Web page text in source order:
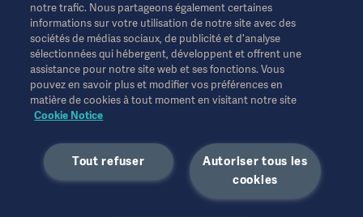
Ces informations sont destinées exclusivement aux
professionnels de la santé ou à d'autres publics professionnels
et sont fournies à titre d'information uniquement. Elles ne sont
pas exhaustives et ne remplacent en aucun cas le mode
d'emploi, le manuel d'entretien ou les conseils médicaux.
Getinge n'assume aucune responsabilité pour toute action ou
omission d'une partie basée sur ce matériel, et l'utilisateur s'y fie
Toute thérapie, solution ou produit mentionné peut ne pas être
disponible ou autorisé dans votre pays. Les informations ne
peuvent être copiées ou utilisées, en tout ou en partie, sans
notre trafic. Nous partageons également certaines
informations sur votre utilisation de notre site avec des
sociétés de médias sociaux, de publicité et d'analyse
sélectionnées qui hébergent, développent et offrent une
assistance pour notre site web et ses fonctions. Vous
pouvez en savoir plus et modifier vos préférences en
matière de cookies à tout moment en visitant notre site
Cookie Notice
Autoriser tous les
cookies
Tout refuser